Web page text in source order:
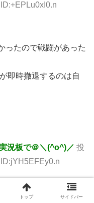
ったので戦闘があった
即時撤退するのは自
況板で＠＼(^o^)／ 投
トップ サイドバー